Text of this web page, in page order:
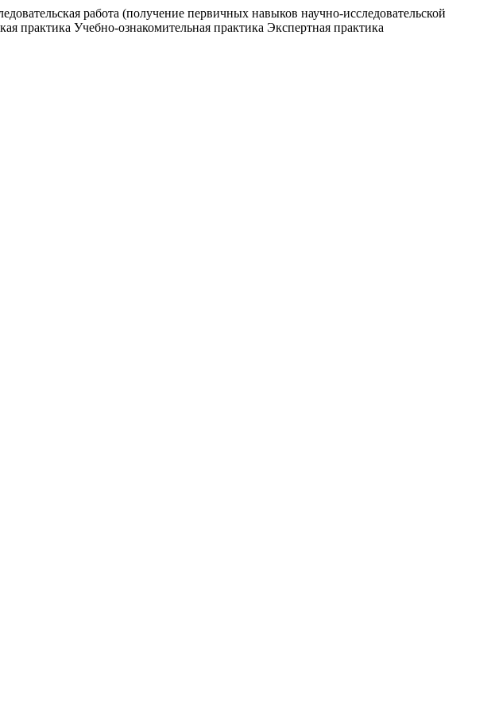
работа (получение первичных навыков научно-исследовательской
практика Учебно-ознакомительная практика Экспертная практика